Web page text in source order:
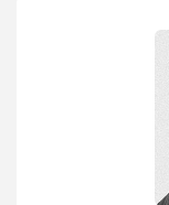
Zemin
Engelleri